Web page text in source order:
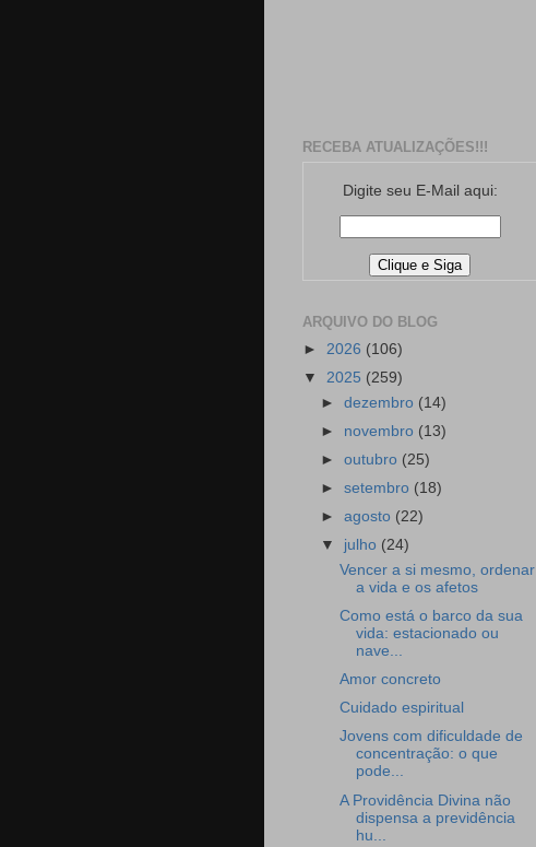
RECEBA ATUALIZAÇÕES!!!
Digite seu E-Mail aqui:
ARQUIVO DO BLOG
► 2026 (106)
▼ 2025 (259)
►dezembro (14)
► novembro (13)
►outubro (25)
►setembro (18)
►agosto (22)
▼ julho (24)
Vencer a si mesmo, ordenar
a vida e os afetos
Como está o barco da sua
vida: estacionado ou
nave...
Amor concreto
Cuidado espiritual
Jovens com dificuldade de
concentração: o que
pode...
A Providência Divina não
dispensa a previdência
hu...